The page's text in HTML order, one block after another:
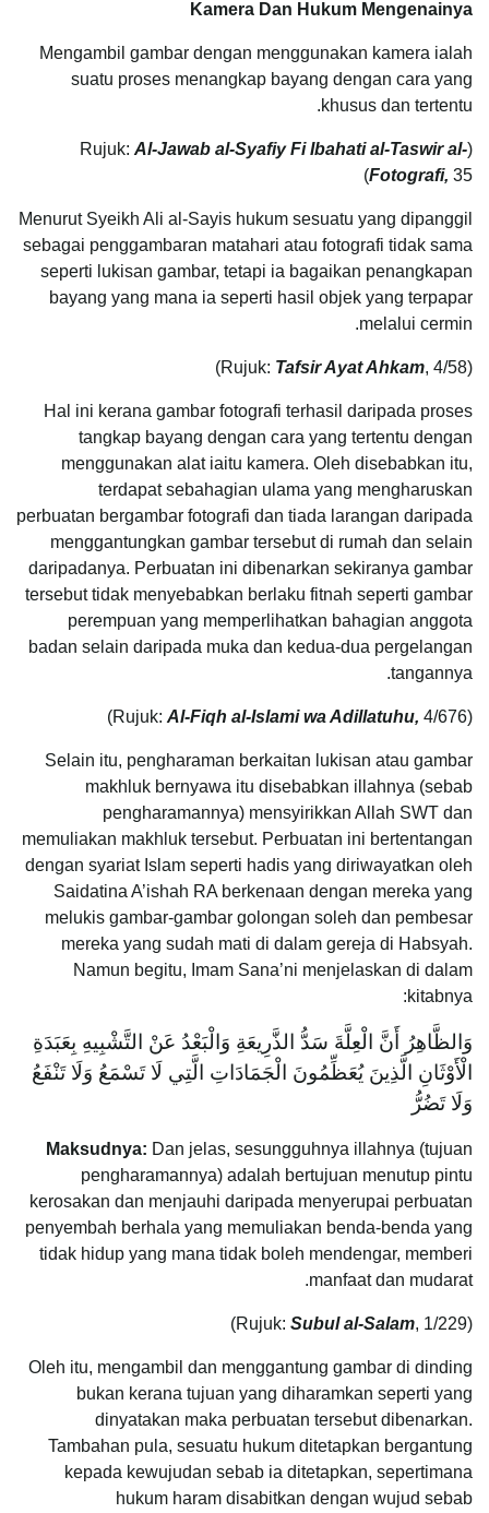
Kamera Dan Hukum Mengenainya
Mengambil gambar dengan menggunakan kamera ialah
suatu proses menangkap bayang dengan cara yang
khusus dan tertentu.
(Rujuk:
Al-Jawab al-Syafiy Fi Ibahati al-Taswir al-
Fotografi, 35)
Menurut Syeikh Ali al-Sayis hukum sesuatu yang dipanggil
sebagai penggambaran matahari atau fotografi tidak sama
seperti lukisan gambar, tetapi ia bagaikan penangkapan
bayang yang mana ia seperti hasil objek yang terpapar
melalui cermin.
(Rujuk:
Tafsir Ayat Ahkam, 4/58)
Hal ini kerana gambar fotografi terhasil daripada proses
tangkap bayang dengan cara yang tertentu dengan
menggunakan alat iaitu kamera. Oleh disebabkan itu,
terdapat sebahagian ulama yang mengharuskan
perbuatan bergambar fotografi dan tiada larangan daripada
menggantungkan gambar tersebut di rumah dan selain
daripadanya. Perbuatan ini dibenarkan sekiranya gambar
tersebut tidak menyebabkan berlaku fitnah seperti gambar
perempuan yang memperlihatkan bahagian anggota
badan selain daripada muka dan kedua-dua pergelangan
tangannya.
(Rujuk:
Al-Fiqh al-Islami wa Adillatuhu, 4/676)
Selain itu, pengharaman berkaitan lukisan atau gambar
makhluk bernyawa itu disebabkan illahnya (sebab
pengharamannya) mensyirikkan Allah SWT dan
memuliakan makhluk tersebut. Perbuatan ini bertentangan
dengan syariat Islam seperti hadis yang diriwayatkan oleh
Saidatina A’ishah RA berkenaan dengan mereka yang
melukis gambar-gambar golongan soleh dan pembesar
mereka yang sudah mati di dalam gereja di Habsyah.
Namun begitu, Imam Sana’ni menjelaskan di dalam
kitabnya:
وَالظَّاهِرُ أَنَّ الْعِلَّةَ سَدُّ الذَّرِيعَةِ وَالْبَعْدُ عَنْ التَّشْبِيهِ بِعَبَدَةِ
الْأَوْثَانِ الَّذِينَ يُعَظِّمُونَ الْجَمَادَاتِ الَّتِي لَا تَسْمَعُ وَلَا تَنْفَعُ
وَلَا تَضُرُّ
Maksudnya: Dan jelas, sesungguhnya illahnya (tujuan
pengharamannya) adalah bertujuan menutup pintu
kerosakan dan menjauhi daripada menyerupai perbuatan
penyembah berhala yang memuliakan benda-benda yang
tidak hidup yang mana tidak boleh mendengar, memberi
manfaat dan mudarat.
(Rujuk:
Subul al-Salam, 1/229)
Oleh itu, mengambil dan menggantung gambar di dinding
bukan kerana tujuan yang diharamkan seperti yang
dinyatakan maka perbuatan tersebut dibenarkan.
Tambahan pula, sesuatu hukum ditetapkan bergantung
kepada kewujudan sebab ia ditetapkan, sepertimana
hukum haram disabitkan dengan wujud sebab